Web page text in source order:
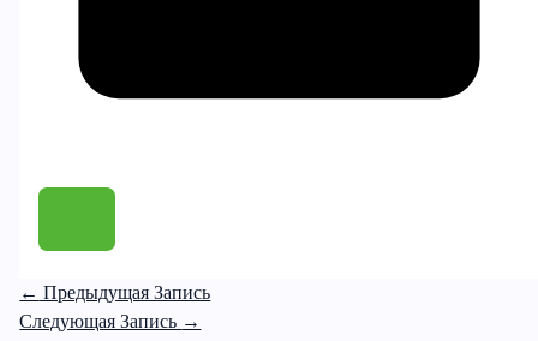
← Предыдущая Запись
Следующая Запись →